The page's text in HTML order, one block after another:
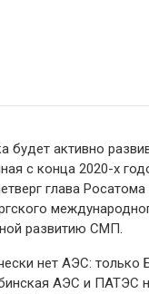
будет активно
с конца 2020-х
глава
развитию СМП.
нет АЭС: только
АЭС и ПАТЭС